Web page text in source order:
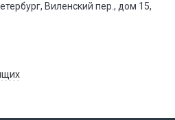
Виленский пер., дом 15,